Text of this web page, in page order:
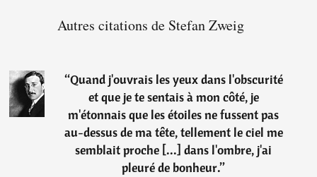
Autres citations de Stefan Zweig
“Quand j'ouvrais les yeux dans l'obscurité
et que je te sentais à mon côté, je
m'étonnais que les étoiles ne fussent pas
au-dessus de ma tête, tellement le ciel me
semblait proche [...] dans l'ombre, j'ai
pleuré de bonheur.”